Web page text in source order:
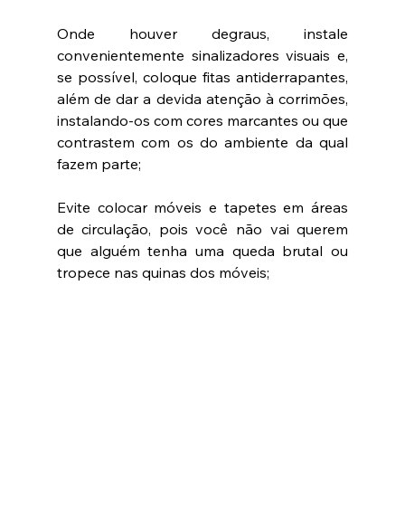
Onde houver degraus, instale
convenientemente sinalizadores visuais e,
se possível, coloque fitas antiderrapantes,
além de dar a devida atenção à corrimões,
instalando-os com cores marcantes ou que
contrastem com os do ambiente da qual
fazem parte;
Evite colocar móveis e tapetes em áreas
de circulação, pois você não vai querem
que alguém tenha uma queda brutal ou
tropece nas quinas dos móveis;